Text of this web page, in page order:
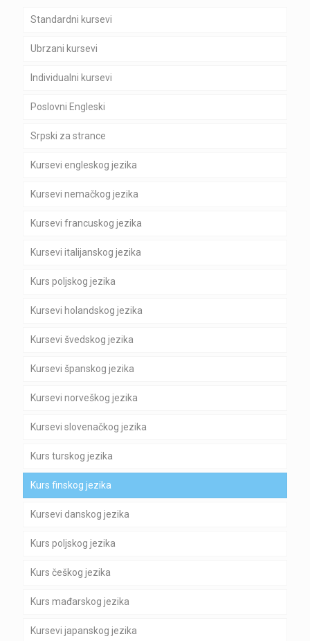
Standardni kursevi
Ubrzani kursevi
Individualni kursevi
Poslovni Engleski
Srpski za strance
Kursevi engleskog jezika
Kursevi nemačkog jezika
Kursevi francuskog jezika
Kursevi italijanskog jezika
Kurs poljskog jezika
Kursevi holandskog jezika
Kursevi švedskog jezika
Kursevi španskog jezika
Kursevi norveškog jezika
Kursevi slovenačkog jezika
Kurs turskog jezika
Kurs finskog jezika
Kursevi danskog jezika
Kurs poljskog jezika
Kurs češkog jezika
Kurs mađarskog jezika
Kursevi japanskog jezika